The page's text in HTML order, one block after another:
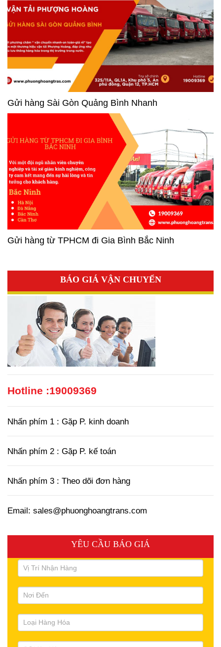
Gửi hàng Sài Gòn Quảng Bình Nhanh
Gửi hàng từ TPHCM đi Gia Bình Bắc Ninh
BÁO GIÁ VẬN CHUYỂN
Hotline :19009369
Nhấn phím 1 : Gặp P. kinh doanh
Nhấn phím 2 : Gặp P. kế toán
Nhấn phím 3 : Theo dõi đơn hàng
Email: sales@phuonghoangtrans.com
YÊU CẦU BÁO GIÁ